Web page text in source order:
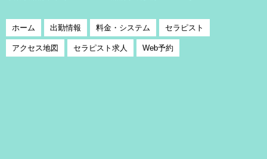
ホーム 出勤情報 料金・システム セラピスト
アクセス地図 セラピスト求人 Web予約